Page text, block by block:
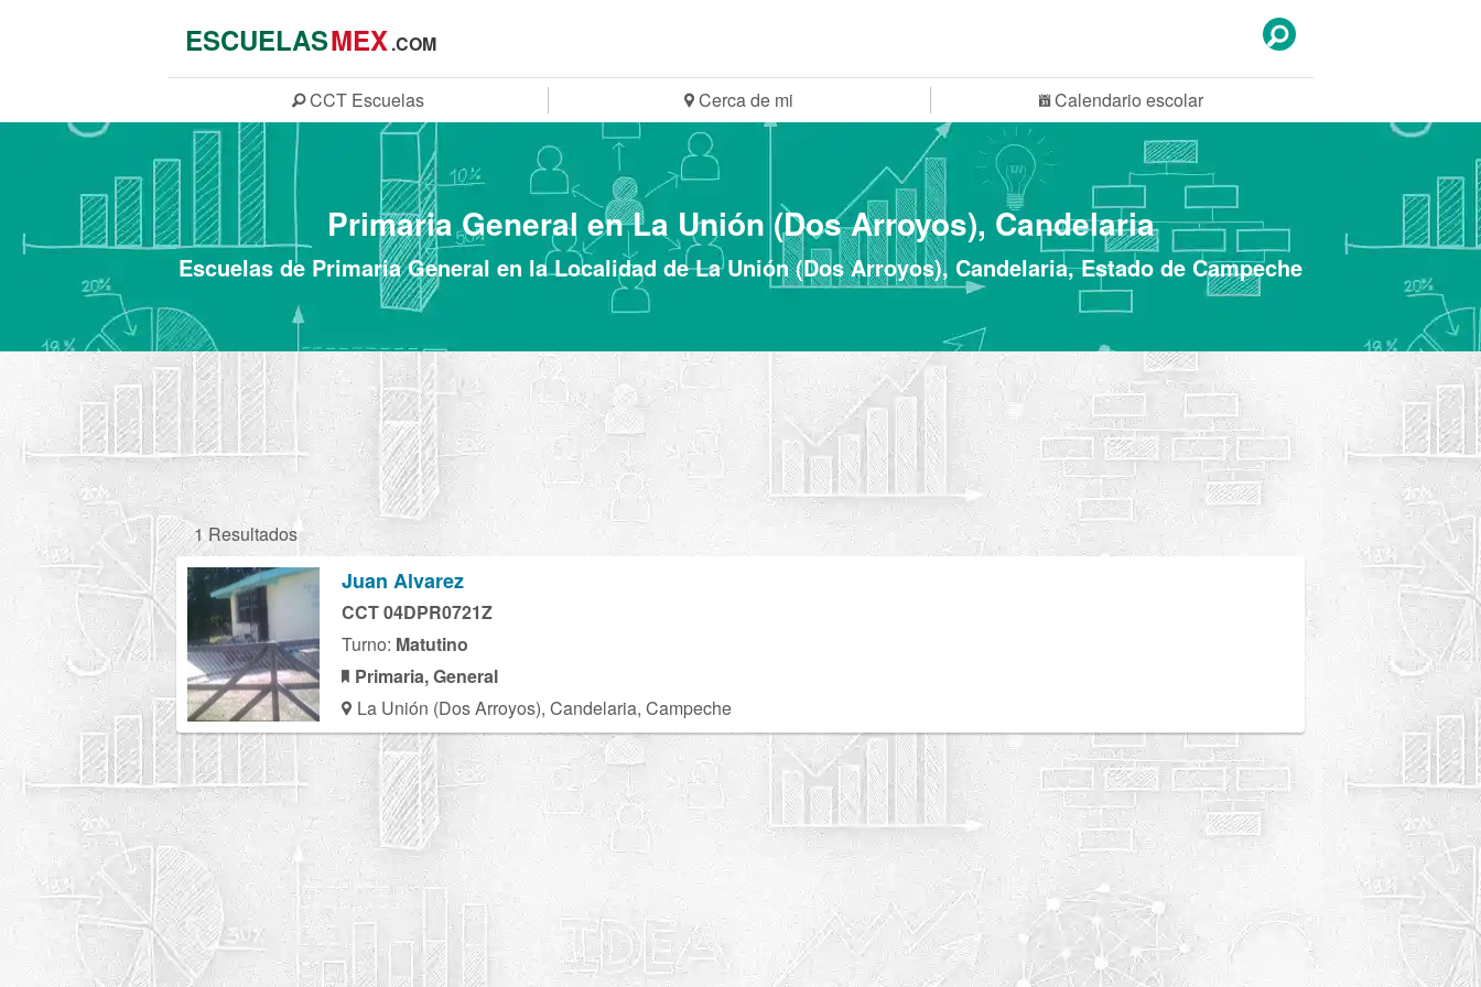
ESCUELASMEX.COM
CCT Escuelas Cerca de mi Calendario escolar
Primaria General en La Unión (Dos Arroyos), Candelaria
Escuelas de Primaria General en la Localidad de La Unión (Dos Arroyos), Candelaria, Estado de Campeche
1 Resultados
Juan Alvarez
CCT 04DPR0721Z
Turno: Matutino
Primaria, General
La Unión (Dos Arroyos), Candelaria, Campeche